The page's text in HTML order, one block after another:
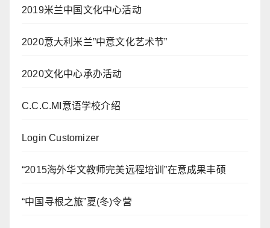
2019米兰中国文化中心活动
2020意大利米兰”中意文化艺术节”
2020文化中心承办活动
C.C.C.MI意语学校介绍
Login Customizer
“2015海外华文教师完美远程培训”在意成果丰硕
“中国寻根之旅”夏(冬)令营